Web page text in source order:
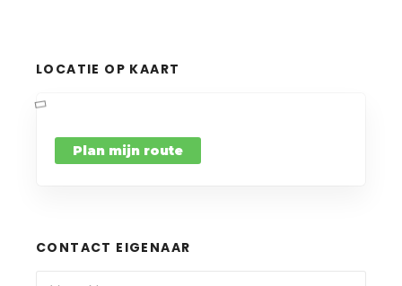
LOCATIE OP KAART
Plan mijn route
CONTACT EIGENAAR